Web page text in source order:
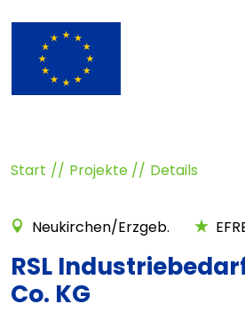
Start Projekte Details
Neukirchen/Erzgeb.
RSL
Co. KG